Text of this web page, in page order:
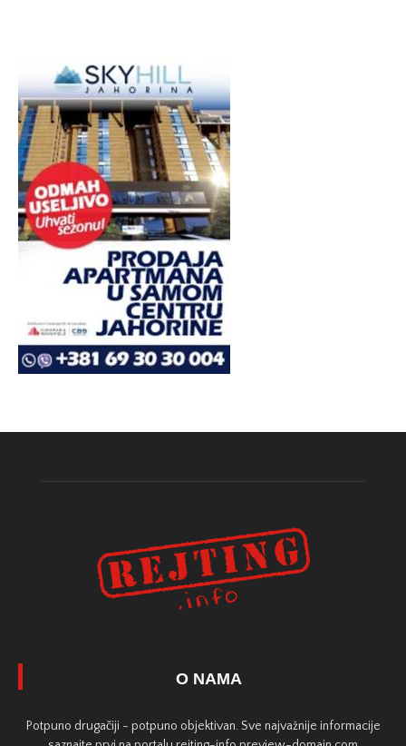
O NAMA
Potpuno drugačiji - potpuno objektivan. Sve najvažnije informacije